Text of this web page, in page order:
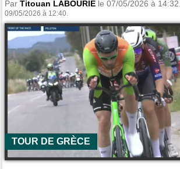
ParTitouan LABOURIE le 07/05/2026 à 14:32.
09/05/2026 à 12:40.
TOUR DE GRÈCE